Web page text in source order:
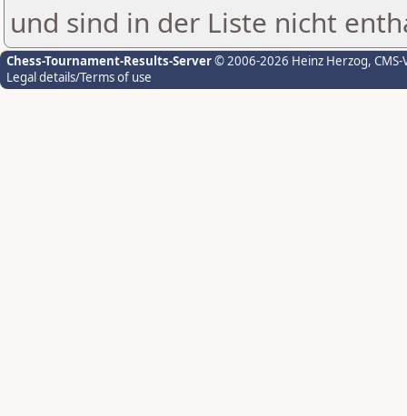
und sind in der Liste nicht
Chess-Tournament-Results-Server© 2006-2026 Heinz Herzog,
Legal details/Terms of use